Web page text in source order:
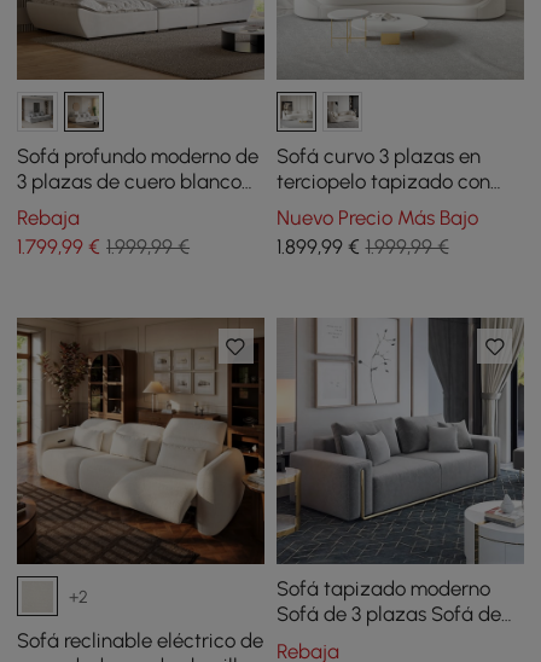
Sofá profundo moderno de
3 plazas de cuero blanco
de 2780 mm con respaldo
ajustable para velero
Rebaja
1.799,99 € 1.999,99 €
Sofá curvo 3 plazas en
terciopelo tapizado con
cojines 213 cm
Nuevo Precio Más Bajo
1.899,99€ 1.999,99 €
+2
Sofá reclinable eléctrico de
Sofá tapizado moderno
Sofá de 3 plazas Sofá de
algodón y lino
Rebaja